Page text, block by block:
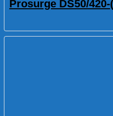
Prosurge DS50/420-